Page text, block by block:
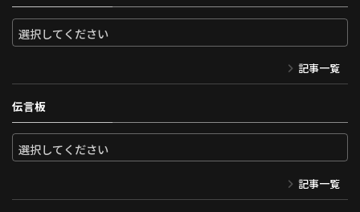
記事一覧
伝言板
記事一覧